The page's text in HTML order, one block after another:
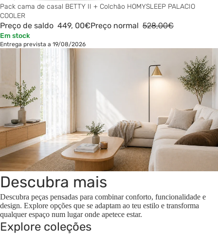
Pack cama de casal BETTY II + Colchão HOMYSLEEP PALACIO
COOLER
Preço de saldo 449, 00€Preço normal 528,00€
Em stock
Entrega prevista a 19/08/2026
Descubra mais
Descubra peças pensadas para combinar conforto, funcionalidade e
design. Explore opções que se adaptam ao teu estilo e transforma
qualquer espaço num lugar onde apetece estar.
Explore coleções